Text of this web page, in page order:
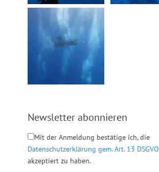
Newsletter abonnieren
Mit der Anmeldung bestätige ich, die
Datenschutzerklärung gem. Art. 13 DSGVO
akzeptiert zu haben.